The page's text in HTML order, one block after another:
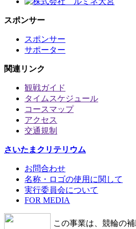
スポンサー
スポンサー
サポーター
関連リンク
観戦ガイド
タイムスケジュール
コースマップ
アクセス
交通規制
さいたまクリテリウム
お問合わせ
名称・ロゴの使用に関して
実行委員会について
FOR MEDIA
この事業は、競輪の